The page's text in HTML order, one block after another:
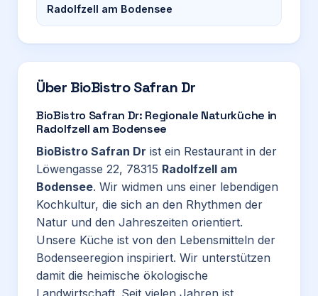
Radolfzell am Bodensee
Über BioBistro Safran Dr
BioBistro Safran Dr: Regionale Naturküche in
Radolfzell am Bodensee
BioBistro Safran Dr ist ein Restaurant in der
Löwengasse 22, 78315 Radolfzell am
Bodensee. Wir widmen uns einer lebendigen
Kochkultur, die sich an den Rhythmen der
Natur und den Jahreszeiten orientiert.
Unsere Küche ist von den Lebensmitteln der
Bodenseeregion inspiriert. Wir unterstützen
damit die heimische ökologische
Landwirtschaft. Seit vielen Jahren ist